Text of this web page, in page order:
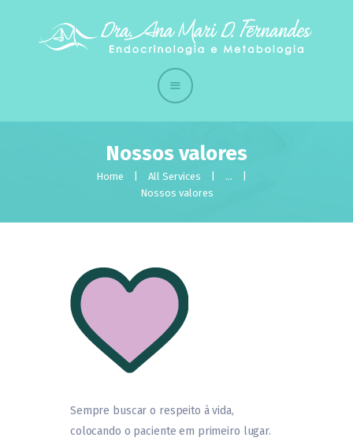
Nossos valores
Home All Services
...
Nossos valores
A Clínica
Tratamentos
Contato
Sempre buscar o respeito à vida,
colocando o paciente em primeiro lugar.